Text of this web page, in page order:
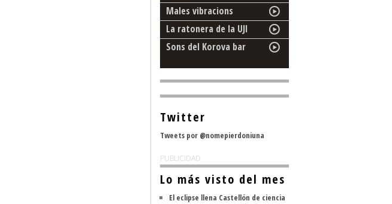
Males vibracions
La ratonera de la UJI
Sons del Korova bar
Twitter
Tweets por @nomepierdoniuna
PUBLICIDAD
Lo más visto del mes
El eclipse llena Castellón de ciencia